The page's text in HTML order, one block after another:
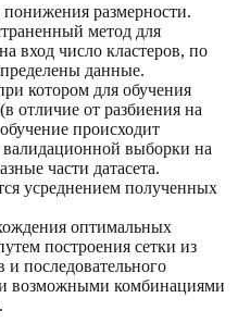
размерности.
метод для
вход число кластеров, по
данные.
котором для обучения
отличие от разбиения на
происходит
валидационной выборки на
части датасета.
усреднением полученных
оптимальных
построения сетки из
и последовательного
возможными комбинациями